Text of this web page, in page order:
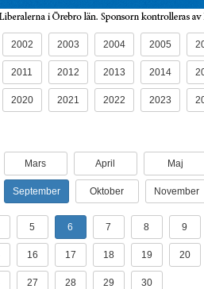
2002 2003 2004 2005
2011 2012 2013 2014
2020 2021 2022 2023
Mars April Maj
September Oktober November
5 6 7 8 9
16 17 18 19 20
27 28 29 30